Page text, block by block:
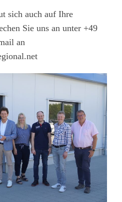
sich auch auf Ihre
Sie uns an unter +49
an